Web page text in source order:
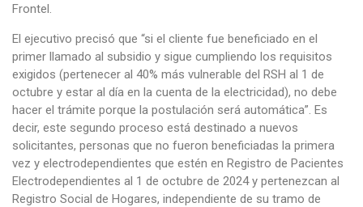
Frontel.
El ejecutivo precisó que “si el cliente fue beneficiado en el
primer llamado al subsidio y sigue cumpliendo los requisitos
exigidos (pertenecer al 40% más vulnerable del RSH al 1 de
octubre y estar al día en la cuenta de la electricidad), no debe
hacer el trámite porque la postulación será automática”. Es
decir, este segundo proceso está destinado a nuevos
solicitantes, personas que no fueron beneficiadas la primera
vez y electrodependientes que estén en Registro de Pacientes
Electrodependientes al 1 de octubre de 2024 y pertenezcan al
Registro Social de Hogares, independiente de su tramo de